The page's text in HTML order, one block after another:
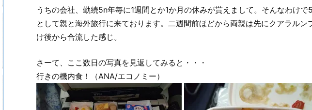
うちの会社、勤続5n年毎に1週間とか1か月の休みが貰えまして。そんなわけ
として親と海外旅行に来ております。二週間前ほどから両親は先にクアラルン
け後から合流した感じ。
さーて、ここ数日の写真を見返してみると・・・
行きの機内食！（ANA/エコノミー）